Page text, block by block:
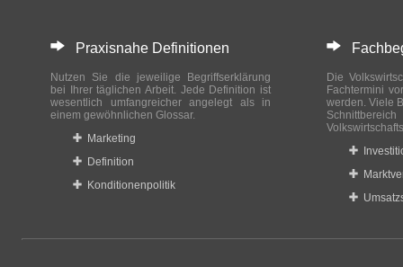
Praxisnahe Definitionen
Nutzen Sie die jeweilige Begriffserklärung
bei Ihrer täglichen Arbeit. Jede Definition ist
wesentlich umfangreicher angelegt als in
einem gewöhnlichen Glossar.
Marketing
Definition
Konditionenpolitik
Die
Fachtermini
werden. Viele